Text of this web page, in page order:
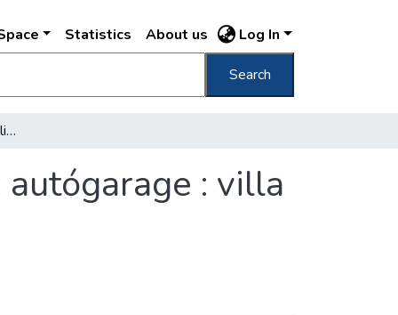
Statistics About us Log In
Search
Nagy Béla cukrászda, Zugliget nyári kioszk : autógarage : villa : pavillon : parkrészlet
: villa